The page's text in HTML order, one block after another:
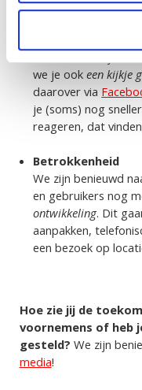
nemen. Met
uiteenlopende
ook voorbijkomen
onzemaandelijkse
we je ookeen kijkje
daarover via
je (soms) nog
reageren, dat
Betrokkenheid
We zijn benieuwd
en gebruikers nog
ontwikkeling. Dit
aanpakken,
een bezoek op
Hoe zie jij de
voornemens of heb
gesteld? We zijn
media!